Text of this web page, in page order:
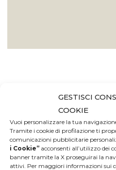
GESTISCI
COOKIE
Vuoi personalizzare la tua
Tramite i cookie di profilazione ti
comunicazioni pubblicitarie
i Cookie” acconsenti all’utilizzo dei
banner tramite la X proseguirai la
attivi. Per maggiori informazioni sui
Recensioni
Nessuna
recensione